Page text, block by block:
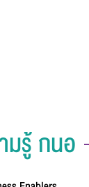
มรู้ กนอ